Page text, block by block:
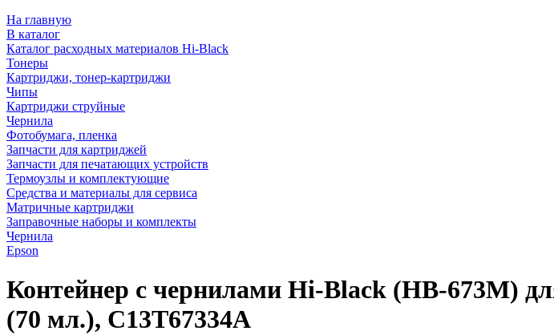
На главную
В каталог
Каталог расходных материалов Hi-Black
Тонеры
Картриджи, тонер-картриджи
Чипы
Картриджи струйные
Чернила
Фотобумага, пленка
Запчасти для картриджей
Запчасти для печатающих устройств
Термоузлы и комплектующие
Средства и материалы для сервиса
Матричные картриджи
Заправочные наборы и комплекты
Чернила
Epson
Контейнер с чернилами Hi-Black (HB-673M)
(70 мл.), C13T67334A